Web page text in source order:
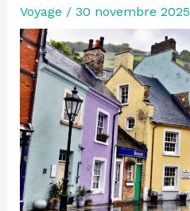
Voyage / 30 novembre 2025